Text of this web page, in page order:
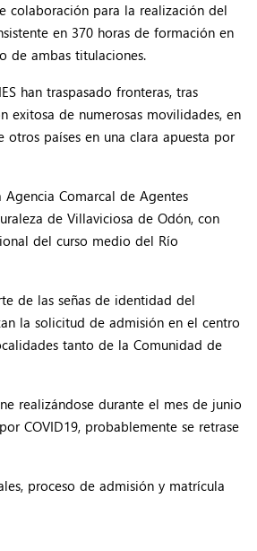
colaboración para la realización del
en 370 horas de formación en
de ambas titulaciones.
han traspasado fronteras, tras
exitosa de numerosas movilidades, en
países en una clara apuesta por
Comarcal de Agentes
de Villaviciosa de Odón, con
del curso medio del Río
de las señas de identidad del
la solicitud de admisión en el centro
tanto de la Comunidad de
realizándose durante el mes de junio
COVID19, probablemente se retrase
proceso de admisión y matrícula